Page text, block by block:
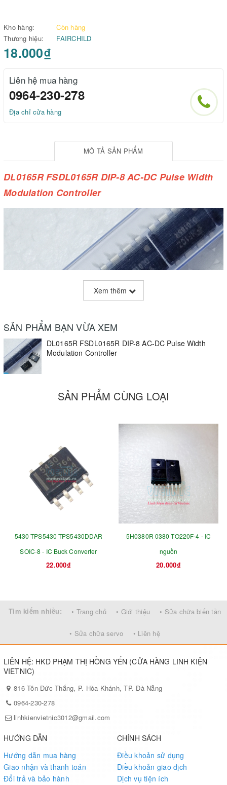
Kho hàng:
Còn hàng
Thương hiệu:
FAIRCHILD
18.000₫
Liên hệ mua hàng
0964-230-278
Địa chỉ cửa hàng
MÔ TẢ SẢN PHẨM
DL0165R FSDL0165R DIP-8 AC-DC Pulse Width
Modulation Controller
Xem thêm
SẢN PHẨM BẠN VỪA XEM
DL0165R FSDL0165R DIP-8 AC-DC Pulse Width
Modulation Controller
SẢN PHẨM CÙNG LOẠI
5430 TPS5430 TPS5430DDAR
SOIC-8 - IC Buck Converter
22.000₫
5H0380R 0380 TO220F-4 - IC
nguồn
20.000₫
Tìm kiếm nhiều: • Trang chủ • Giới thiệu • Sửa chữa biến tần
• Sửa chữa servo • Liên hệ
LIÊN HỆ: HKD PHẠM THỊ HỒNG YẾN (CỬA HÀNG LINH KIỆN
VIETNIC)
816 Tôn Đức Thắng, P. Hòa Khánh, TP. Đà Nẵng
0964-230-278
linhkienvietnic3012@gmail.com
HƯỚNG DẪN
Hướng dẫn mua hàng
Giao nhận và thanh toán
Đổi trả và bảo hành
CHÍNH SÁCH
Điều khoản sử dụng
Điều khoản giao dịch
Dịch vụ tiện ích